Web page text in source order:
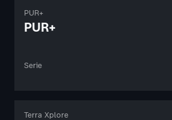
PUR+
PUR+
Serie
Terra Xplore